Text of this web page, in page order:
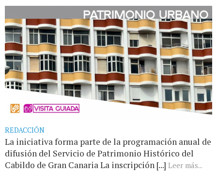
REDACCIÓN
La iniciativa forma parte de la programación anual de
difusión del Servicio de Patrimonio Histórico del
Cabildo de Gran Canaria La inscripción [...] Leer más...